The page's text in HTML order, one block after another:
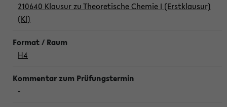
210640 Klausur zu Theoretische Chemie I (Erstklausur)
(Kl)
H4
-